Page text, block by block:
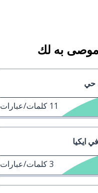
موصى به لك
حي
11 كلمات/عبارات
ايكيا
3كلمات/عبارات